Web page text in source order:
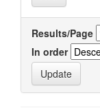
Results/Page
In order